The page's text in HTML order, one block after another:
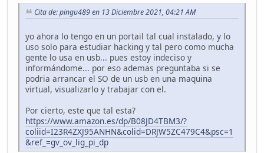
Cita de: pingu489 en 13 Diciembre 2021, 04:21 AM
yo ahora lo tengo en un portail tal cual instalado, y lo
uso solo para estudiar hacking y tal pero como mucha
gente lo usa en usb... pues estoy indeciso y
informándome... por eso ademas preguntaba si se
podria arrancar el SO de un usb en una maquina
virtual, visualizarlo y trabajar con el.
Por cierto, este que tal esta?
https://www.amazon.es/dp/B08JD4TBM3/?
coliid=I23R4ZXJ95ANHN&colid=DRJW5ZC479C4&psc=1
&ref_=gv_ov_lig_pi_dp